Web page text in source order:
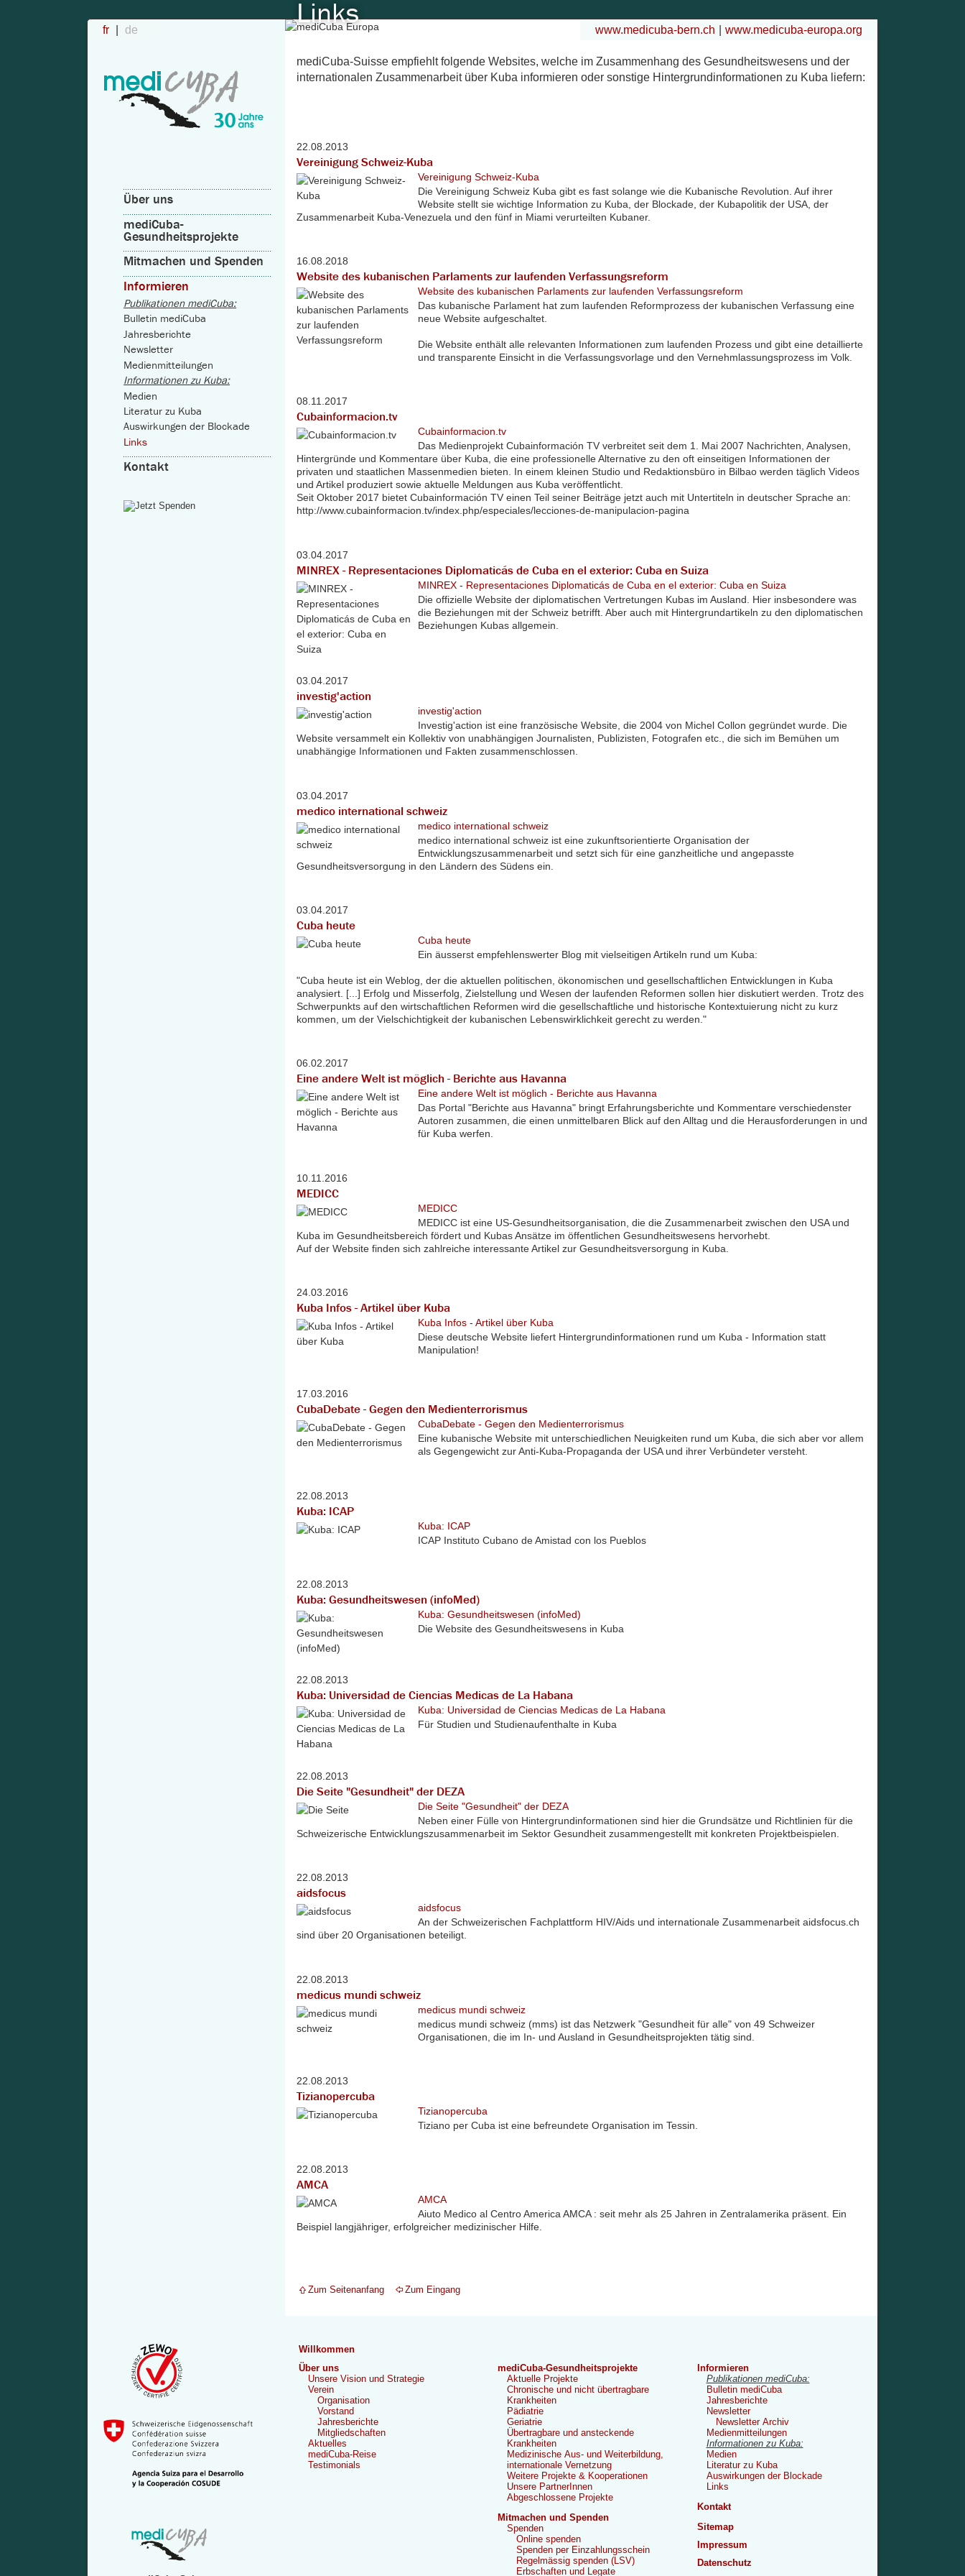
fr de www.medicuba-bern.ch www.medicuba-europa.org
Über uns
mediCuba-
Gesundheitsprojekte
Mitmachen und Spenden
Informieren
Publikationen mediCuba:
Bulletin mediCuba
Jahresberichte
Newsletter
Medienmitteilungen
Informationen zu Kuba:
Medien
Literatur zu Kuba
Auswirkungen der Blockade
Links
Kontakt
Links
mediCuba-Suisse empfiehlt folgende Websites, welche im Zusammenhang des Gesundheitswesens und der
internationalen Zusammenarbeit über Kuba informieren oder sonstige Hintergrundinformationen zu Kuba liefern:
22.08.2013
Vereinigung Schweiz-Kuba
Vereinigung Schweiz-Kuba
Die Vereinigung Schweiz Kuba gibt es fast solange wie die Kubanische Revolution. Auf ihrer
Website stellt sie wichtige Information zu Kuba, der Blockade, der Kubapolitik der USA, der
Zusammenarbeit Kuba-Venezuela und den fünf in Miami verurteilten Kubaner.
16.08.2018
Website des kubanischen Parlaments zur laufenden Verfassungsreform
Website des kubanischen Parlaments zur laufenden Verfassungsreform
Das kubanische Parlament hat zum laufenden Reformprozess der kubanischen Verfassung eine
neue Website aufgeschaltet.
Die Website enthält alle relevanten Informationen zum laufenden Prozess und gibt eine detaillierte
und transparente Einsicht in die Verfassungsvorlage und den Vernehmlassungsprozess im Volk.
08.11.2017
Cubainformacion.tv
Cubainformacion.tv
Das Medienprojekt Cubainformación TV verbreitet seit dem 1. Mai 2007 Nachrichten, Analysen,
Hintergründe und Kommentare über Kuba, die eine professionelle Alternative zu den oft einseitigen Informationen der
privaten und staatlichen Massenmedien bieten. In einem kleinen Studio und Redaktionsbüro in Bilbao werden täglich Videos
und Artikel produziert sowie aktuelle Meldungen aus Kuba veröffentlicht.
Seit Oktober 2017 bietet Cubainformación TV einen Teil seiner Beiträge jetzt auch mit Untertiteln in deutscher Sprache an:
http://www.cubainformacion.tv/index.php/especiales/lecciones-de-manipulacion-pagina
03.04.2017
MINREX - Representaciones Diplomaticás de Cuba en el exterior: Cuba en Suiza
MINREX - Representaciones Diplomaticás de Cuba en el exterior: Cuba en Suiza
Die offizielle Website der diplomatischen Vertretungen Kubas im Ausland. Hier insbesondere was
die Beziehungen mit der Schweiz betrifft. Aber auch mit Hintergrundartikeln zu den diplomatischen
Beziehungen Kubas allgemein.
03.04.2017
investig'action
investig'action
Investig'action ist eine französische Website, die 2004 von Michel Collon gegründet wurde. Die
Website versammelt ein Kollektiv von unabhängigen Journalisten, Publizisten, Fotografen etc., die sich im Bemühen um
unabhängige Informationen und Fakten zusammenschlossen.
03.04.2017
medico international schweiz
medico international schweiz
medico international schweiz ist eine zukunftsorientierte Organisation der
Entwicklungszusammenarbeit und setzt sich für eine ganzheitliche und angepasste
Gesundheitsversorgung in den Ländern des Südens ein.
03.04.2017
Cuba heute
Cuba heute
Ein äusserst empfehlenswerter Blog mit vielseitigen Artikeln rund um Kuba:
"Cuba heute ist ein Weblog, der die aktuellen politischen, ökonomischen und gesellschaftlichen Entwicklungen in Kuba
analysiert. [...] Erfolg und Misserfolg, Zielstellung und Wesen der laufenden Reformen sollen hier diskutiert werden. Trotz des
Schwerpunkts auf den wirtschaftlichen Reformen wird die gesellschaftliche und historische Kontextuierung nicht zu kurz
kommen, um der Vielschichtigkeit der kubanischen Lebenswirklichkeit gerecht zu werden."
06.02.2017
Eine andere Welt ist möglich - Berichte aus Havanna
Eine andere Welt ist möglich - Berichte aus Havanna
Das Portal "Berichte aus Havanna" bringt Erfahrungsberichte und Kommentare verschiedenster
Autoren zusammen, die einen unmittelbaren Blick auf den Alltag und die Herausforderungen in und
für Kuba werfen.
10.11.2016
MEDICC
MEDICC
MEDICC ist eine US-Gesundheitsorganisation, die die Zusammenarbeit zwischen den USA und
Kuba im Gesundheitsbereich fördert und Kubas Ansätze im öffentlichen Gesundheitswesens hervorhebt.
Auf der Website finden sich zahlreiche interessante Artikel zur Gesundheitsversorgung in Kuba.
24.03.2016
Kuba Infos - Artikel über Kuba
Kuba Infos - Artikel über Kuba
Diese deutsche Website liefert Hintergrundinformationen rund um Kuba - Information statt
Manipulation!
17.03.2016
CubaDebate - Gegen den Medienterrorismus
CubaDebate - Gegen den Medienterrorismus
Eine kubanische Website mit unterschiedlichen Neuigkeiten rund um Kuba, die sich aber vor allem
als Gegengewicht zur Anti-Kuba-Propaganda der USA und ihrer Verbündeter versteht.
22.08.2013
Kuba: ICAP
Kuba: ICAP
ICAP Instituto Cubano de Amistad con los Pueblos
22.08.2013
Kuba: Gesundheitswesen (infoMed)
Kuba: Gesundheitswesen (infoMed)
Die Website des Gesundheitswesens in Kuba
22.08.2013
Kuba: Universidad de Ciencias Medicas de La Habana
Kuba: Universidad de Ciencias Medicas de La Habana
Für Studien und Studienaufenthalte in Kuba
22.08.2013
Die Seite "Gesundheit" der DEZA
Die Seite "Gesundheit" der DEZA
Neben einer Fülle von Hintergrundinformationen sind hier die Grundsätze und Richtlinien für die
Schweizerische Entwicklungszusammenarbeit im Sektor Gesundheit zusammengestellt mit konkreten Projektbeispielen.
22.08.2013
aidsfocus
aidsfocus
An der Schweizerischen Fachplattform HIV/Aids und internationale Zusammenarbeit aidsfocus.ch
sind über 20 Organisationen beteiligt.
22.08.2013
medicus mundi schweiz
medicus mundi schweiz
medicus mundi schweiz (mms) ist das Netzwerk "Gesundheit für alle" von 49 Schweizer
Organisationen, die im In- und Ausland in Gesundheitsprojekten tätig sind.
22.08.2013
Tizianopercuba
Tizianopercuba
Tiziano per Cuba ist eine befreundete Organisation im Tessin.
22.08.2013
AMCA
AMCA
Aiuto Medico al Centro America AMCA : seit mehr als 25 Jahren in Zentralamerika präsent. Ein
Beispiel langjähriger, erfolgreicher medizinischer Hilfe.
Zum Seitenanfang Zum Eingang
Willkommen
Über uns
Unsere Vision und Strategie
Verein
Organisation
Vorstand
Jahresberichte
Mitgliedschaften
Aktuelles
mediCuba-Reise
Testimonials
mediCuba-Gesundheitsprojekte
Aktuelle Projekte
Chronische und nicht übertragbare
Krankheiten
Pädiatrie
Geriatrie
Übertragbare und ansteckende
Krankheiten
Medizinische Aus- und Weiterbildung,
internationale Vernetzung
Weitere Projekte & Kooperationen
Unsere PartnerInnen
Abgeschlossene Projekte
Mitmachen und Spenden
Spenden
Online spenden
Spenden per Einzahlungsschein
Regelmässig spenden (LSV)
Erbschaften und Legate
Informieren
Publikationen mediCuba:
Bulletin mediCuba
Jahresberichte
Newsletter
Newsletter Archiv
Medienmitteilungen
Informationen zu Kuba:
Medien
Literatur zu Kuba
Auswirkungen der Blockade
Links
Kontakt
Sitemap
Impressum
Datenschutz